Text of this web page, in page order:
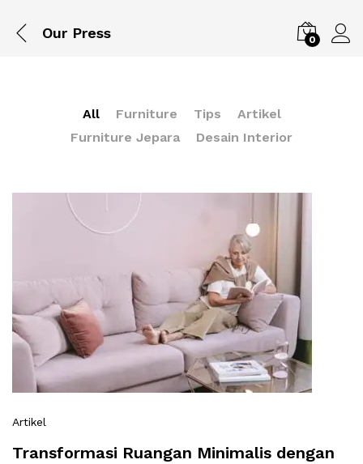
Our Press 0
All Furniture Tips
Artikel
Furniture Jepara
Desain Interior
Artikel
Transformasi Ruangan Minimalis dengan